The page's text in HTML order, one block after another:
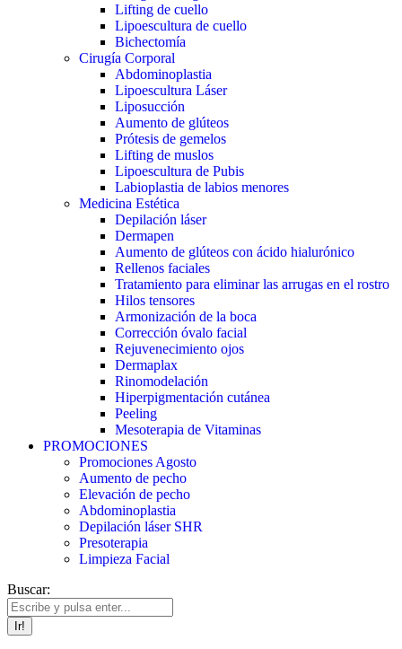
Lifting de cuello
Lipoescultura de cuello
Bichectomía
Cirugía Corporal
Abdominoplastia
Lipoescultura Láser
Liposucción
Aumento de glúteos
Prótesis de gemelos
Lifting de muslos
Lipoescultura de Pubis
Labioplastia de labios menores
Medicina Estética
Depilación láser
Dermapen
Aumento de glúteos con ácido hialurónico
Rellenos faciales
Tratamiento para eliminar las arrugas en el rostro
Hilos tensores
Armonización de la boca
Corrección óvalo facial
Rejuvenecimiento ojos
Dermaplax
Rinomodelación
Hiperpigmentación cutánea
Peeling
Mesoterapia de Vitaminas
PROMOCIONES
Promociones Agosto
Aumento de pecho
Elevación de pecho
Abdominoplastia
Depilación láser SHR
Presoterapia
Limpieza Facial
Buscar: